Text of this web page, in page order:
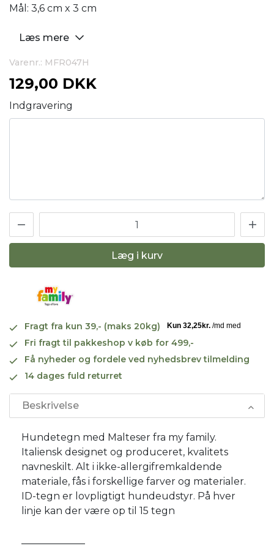
Mål: 3,6 cm x 3 cm
Læs mere
Varenr.: MFR047H
129,00 DKK
Indgravering
Læg i kurv
Fragt fra kun 39,- (maks 20kg)
Fri fragt til pakkeshop v køb for 499,-
Få nyheder og fordele ved nyhedsbrev tilmelding
14 dages fuld returret
Beskrivelse
Hundetegn med Malteser fra my family.
Italiensk designet og produceret, kvalitets
navneskilt. Alt i ikke-allergifremkaldende
materiale, fås i forskellige farver og materialer.
ID-tegn er lovpligtigt hundeudstyr. På hver
linje kan der være op til 15 tegn